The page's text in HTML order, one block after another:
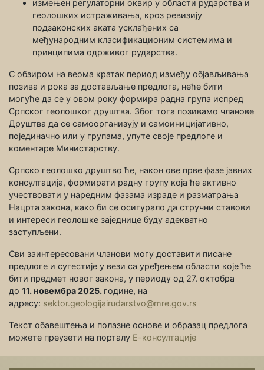
измењен регулаторни оквир у области рударства и
геолошких истраживања, кроз ревизију
подзаконских аката усклађених са
међународним класификационим системима и
принципима одрживог рударства.
С обзиром на веома кратак период између објављивања
позива и рока за достављање предлога, неће бити
могуће да се у овом року формира радна група испред
Српског геолошког друштва. Због тога позивамо чланове
Друштва да се самоорганизују и самоиницијативно,
појединачно или у групама, упуте своје предлоге и
коментаре Министарству.
Српско геолошко друштво ће, након ове прве фазе јавних
консултација, формирати радну групу која ће активно
учествовати у наредним фазама израде и разматрања
Нацрта закона, како би се осигурало да стручни ставови
и интереси геолошке заједнице буду адекватно
заступљени.
Сви заинтересовани чланови могу доставити писане
предлоге и сугестије у вези са уређењем области које ће
бити предмет новог закона, у периоду од 27. октобра
до 11. новембра 2025. године, на
адресу: sektor.geologijairudarstvo@mre.gov.rs
Текст обавештења и полазне основе и образац предлога
можете преузети на порталу Е-консултације